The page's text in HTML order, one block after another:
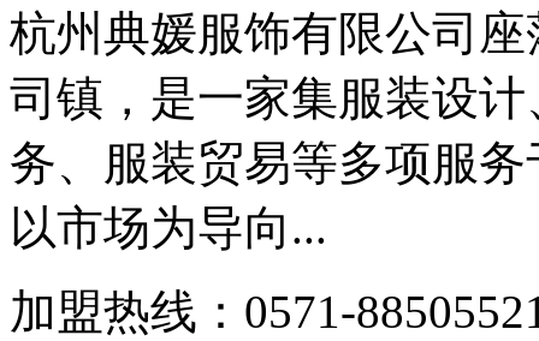
杭州典媛服饰有限公司
司镇，是一家集服装设
务、服装贸易等多项服
以市场为导向...
加盟热线：0571-